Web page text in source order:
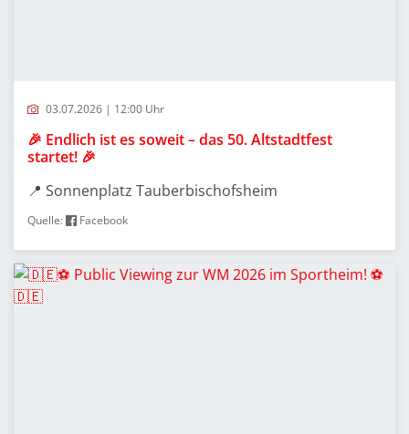
03.07.2026 | 12:00 Uhr
🎉 Endlich ist es soweit – das 50. Altstadtfest
startet! 🎉
📍 Sonnenplatz Tauberbischofsheim
Quelle: Facebook